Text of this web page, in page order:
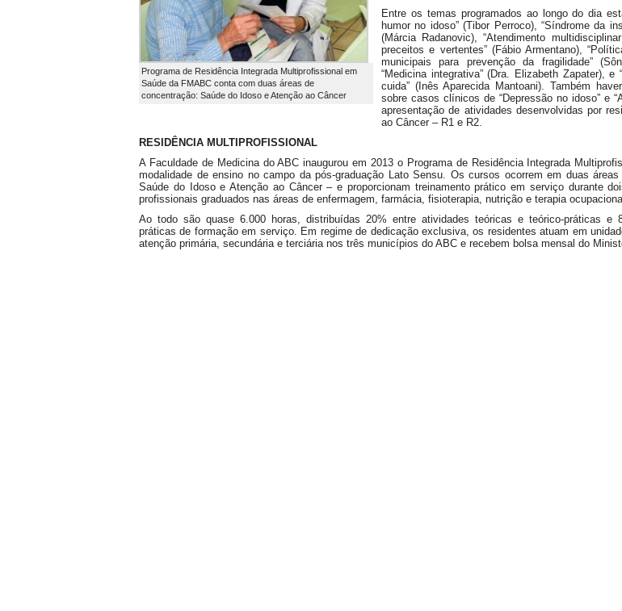
Programa de Residência Integrada Multiprofissional em
Saúde da FMABC conta com duas áreas de
concentração: Saúde do Idoso e Atenção ao Câncer
Entre os temas programados ao longo do dia
humor no idoso” (Tibor Perroco), “Síndrome da
(Márcia Radanovic), “Atendimento
preceitos e vertentes” (Fábio Armentano),
municipais para prevenção da fragilidade”
“Medicina integrativa” (Dra. Elizabeth Zapater), e
cuida” (Inês Aparecida Mantoani). Também
sobre casos clínicos de “Depressão no idoso” e
apresentação de atividades desenvolvidas por
ao Câncer – R1 e R2.
RESIDÊNCIA MULTIPROFISSIONAL
A Faculdade de Medicina do ABC inaugurou em 2013 o Programa de Residência Integrada
modalidade de ensino no campo da pós-graduação Lato Sensu. Os cursos ocorrem em duas
Saúde do Idoso e Atenção ao Câncer – e proporcionam treinamento prático em serviço durante
profissionais graduados nas áreas de enfermagem, farmácia, fisioterapia, nutrição e terapia
Ao todo são quase 6.000 horas, distribuídas 20% entre atividades teóricas e teórico-práticas e
práticas de formação em serviço. Em regime de dedicação exclusiva, os residentes atuam em
atenção primária, secundária e terciária nos três municípios do ABC e recebem bolsa mensal do